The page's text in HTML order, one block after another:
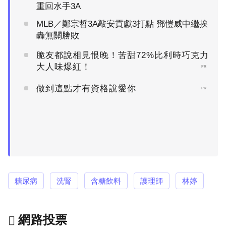
重回水手3A
MLB／鄭宗哲3A敲安貢獻3打點 鄧愷威中繼挨
轟無關勝敗
脆友都說相見恨晚！苦甜72%比利時巧克力
大人味爆紅！
PR
做到這點才有資格說愛你 PR
糖尿病 洗腎 含糖飲料 護理師 林婷
網路投票